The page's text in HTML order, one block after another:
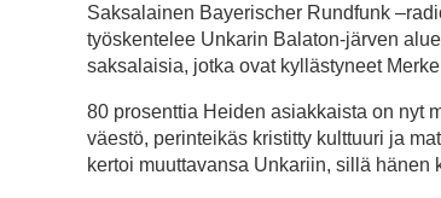
Saksalainen Bayerischer Rundfunk
työskentelee Unkarin Balaton-järven
saksalaisia, jotka ovat kyllästyneet
80 prosenttia Heiden asiakkaista on nyt
väestö, perinteikäs kristitty kulttuuri ja
kertoi muuttavansa Unkariin, sillä